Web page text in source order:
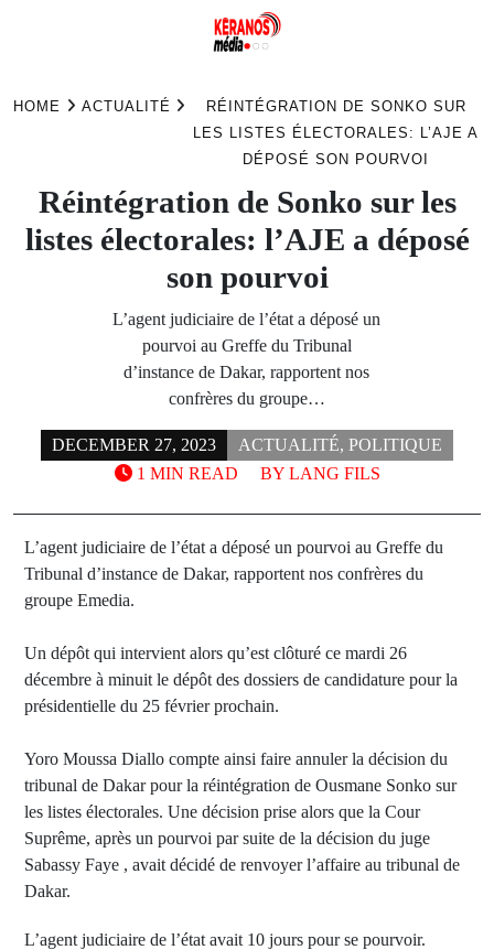
HOME ACTUALITÉ
RÉINTÉGRATION DE SONKO SUR
LES LISTES ÉLECTORALES: L’AJE A
DÉPOSÉ SON POURVOI
Réintégration de Sonko sur les
listes électorales: l’AJE a déposé
son pourvoi
L’agent judiciaire de l’état a déposé un
pourvoi au Greffe du Tribunal
d’instance de Dakar, rapportent nos
confrères du groupe…
DECEMBER 27, 2023 ACTUALITÉ, POLITIQUE
BY LANG FILS
1 MIN READ
L’agent judiciaire de l’état a déposé un pourvoi au Greffe du
Tribunal d’instance de Dakar, rapportent nos confrères du
groupe Emedia.
Un dépôt qui intervient alors qu’est clôturé ce mardi 26
décembre à minuit le dépôt des dossiers de candidature pour la
présidentielle du 25 février prochain.
Yoro Moussa Diallo compte ainsi faire annuler la décision du
tribunal de Dakar pour la réintégration de Ousmane Sonko sur
les listes électorales. Une décision prise alors que la Cour
Suprême, après un pourvoi par suite de la décision du juge
Sabassy Faye , avait décidé de renvoyer l’affaire au tribunal de
Dakar.
L’agent judiciaire de l’état avait 10 jours pour se pourvoir.